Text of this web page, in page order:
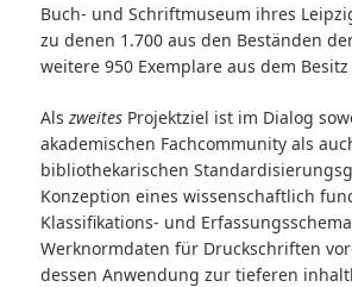
Buch- und Schriftmuseum ihres
zu denen 1.700 aus den Beständen
weitere 950 Exemplare aus dem
Als zweitesProjektziel ist im Dialog
akademischen Fachcommunity als
bibliothekarischen
Konzeption eines wissenschaftlich
Klassifikations- und
Werknormdaten für Druckschriften
dessen Anwendung zur tieferen